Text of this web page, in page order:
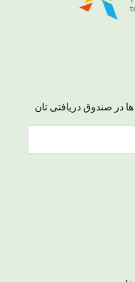
ها در صندوق دریافتی تان